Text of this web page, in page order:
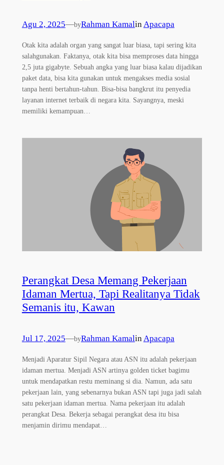
Agu 2, 2025—byRahman KamalinApacapa
Otak kita adalah organ yang sangat luar biasa, tapi sering kita
salahgunakan. Faktanya, otak kita bisa memproses data hingga
2,5 juta gigabyte. Sebuah angka yang luar biasa kalau dijadikan
paket data, bisa kita gunakan untuk mengakses media sosial
tanpa henti bertahun-tahun. Bisa-bisa bangkrut itu penyedia
layanan internet terbaik di negara kita. Sayangnya, meski
memiliki kemampuan…
Perangkat Desa Memang Pekerjaan
Idaman Mertua, Tapi Realitanya Tidak
Semanis itu, Kawan
Jul 17, 2025—byRahman KamalinApacapa
Menjadi Aparatur Sipil Negara atau ASN itu adalah pekerjaan
idaman mertua. Menjadi ASN artinya golden ticket bagimu
untuk mendapatkan restu meminang si dia. Namun, ada satu
pekerjaan lain, yang sebenarnya bukan ASN tapi juga jadi salah
satu pekerjaan idaman mertua. Nama pekerjaan itu adalah
perangkat Desa. Bekerja sebagai perangkat desa itu bisa
menjamin dirimu mendapat…